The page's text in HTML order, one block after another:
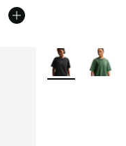
Plus de couleurs